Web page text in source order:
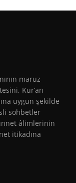
maruz
Kur’an
uygun şekilde
sohbetler
âlimlerinin
itikadına